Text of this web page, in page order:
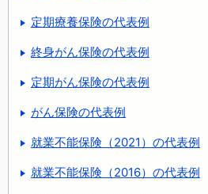
定期療養保険の代表例
終身がん保険の代表例
定期がん保険の代表例
がん保険の代表例
就業不能保険（2021）の代表例
就業不能保険（2016）の代表例